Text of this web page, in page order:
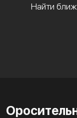
Найти